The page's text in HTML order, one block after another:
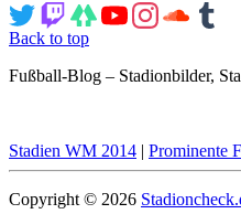
Back to top
Fußball-Blog – Stadionbilder,
Stadien WM 2014 | Prominente
Copyright © 2026